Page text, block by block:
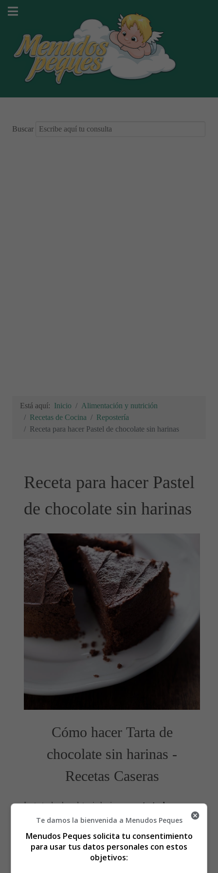
Buscar
Está aquí: Inicio
Alimentación y nutrición
Recetas de Cocina
Repostería
Receta para hacer Pastel de chocolate sin harinas
Receta para hacer Pastel
de chocolate sin harinas
Cómo hacer Tarta de
chocolate sin harinas -
Recetas Caseras
La tarta de chocolate sin harina es unatarta de
chocolate húmeda e irresistible
que se parece mucho a
buena!
Los ingredientes que necesitas son:
Te damos la bienvenida a Menudos Peques
Menudos Peques solicita tu consentimiento
para usar tus datos personales con estos
objetivos: